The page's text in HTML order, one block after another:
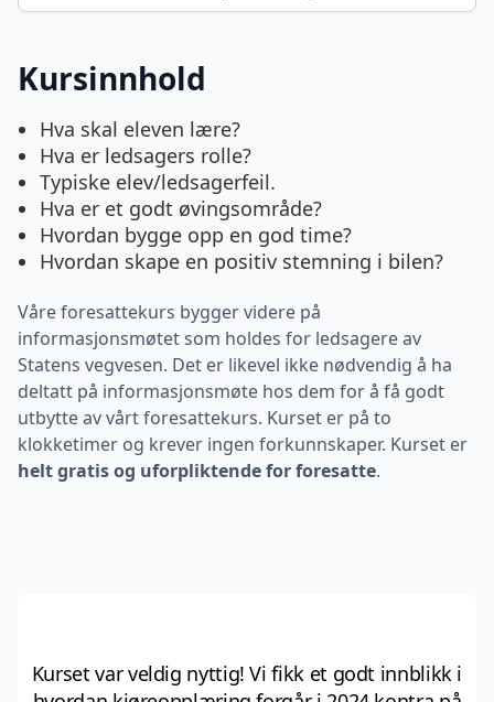
Kursinnhold
Hva skal eleven lære?
Hva er ledsagers rolle?
Typiske elev/ledsagerfeil.
Hva er et godt øvingsområde?
Hvordan bygge opp en god time?
Hvordan skape en positiv stemning i bilen?
Våre foresattekurs bygger videre på
informasjonsmøtet som holdes for ledsagere av
Statens vegvesen. Det er likevel ikke nødvendig å ha
deltatt på informasjonsmøte hos dem for å få godt
utbytte av vårt foresattekurs. Kurset er på to
klokketimer og krever ingen forkunnskaper. Kurset er
heltgratis og uforpliktende for foresatte.
Kurset var veldig nyttig! Vi fikk et godt innblikk i